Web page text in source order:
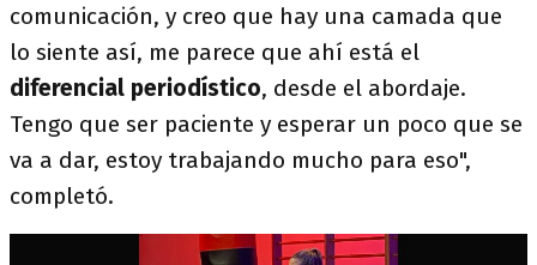
comunicación, y creo que hay una camada que
lo siente así, me parece que ahí está el
diferencial periodístico, desde el abordaje.
Tengo que ser paciente y esperar un poco que se
va a dar, estoy trabajando mucho para eso",
completó.